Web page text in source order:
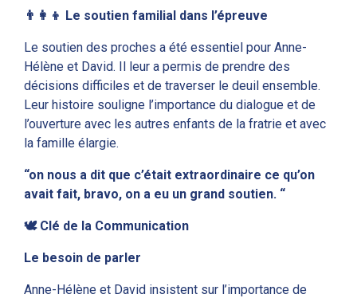
👨‍👩‍👦 Le soutien familial dans l’épreuve
Le soutien des proches a été essentiel pour Anne-
Hélène et David. Il leur a permis de prendre des
décisions difficiles et de traverser le deuil ensemble.
Leur histoire souligne l’importance du dialogue et de
l’ouverture avec les autres enfants de la fratrie et avec
la famille élargie.
“on nous a dit que c’était extraordinaire ce qu’on
avait fait, bravo, on a eu un grand soutien. “
🕊️ Clé de la Communication
Le besoin de parler
Anne-Hélène et David insistent sur l’importance de